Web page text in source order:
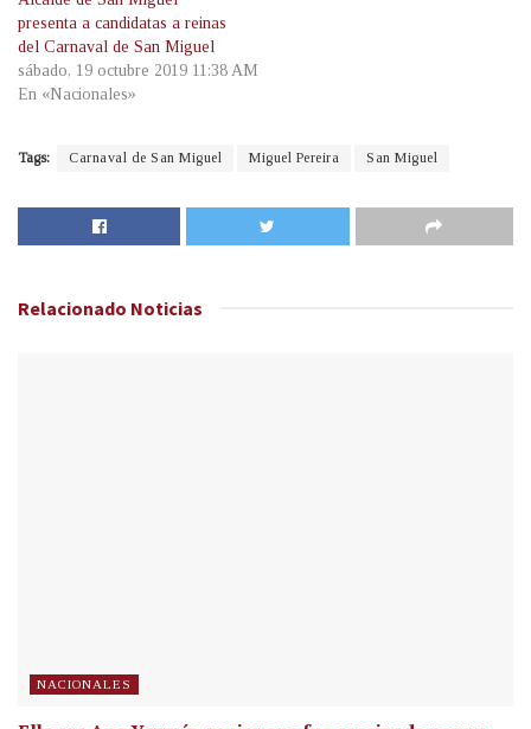
presenta a candidatas a reinas
del Carnaval de San Miguel
sábado, 19 octubre 2019 11:38 AM
En «Nacionales»
Tags: Carnaval de San Miguel Miguel Pereira San Miguel
Relacionado Noticias
NACIONALES